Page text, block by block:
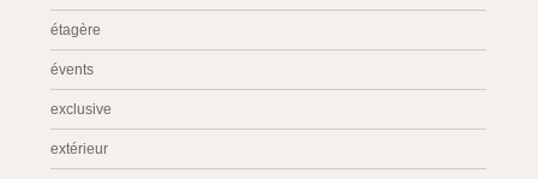
étagère
évents
exclusive
extérieur